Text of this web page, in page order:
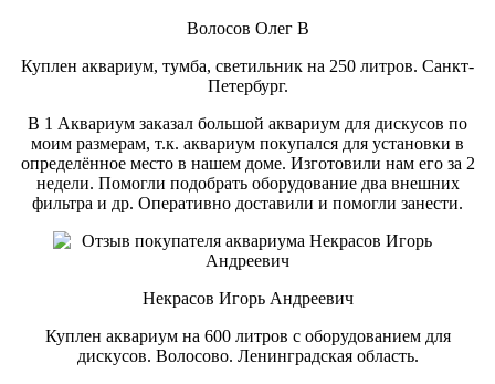
Волосов Олег В
Куплен аквариум, тумба, светильник на 250 литров. Санкт-
Петербург.
В 1 Аквариум заказал большой аквариум для дискусов по
моим размерам, т.к. аквариум покупался для установки в
определённое место в нашем доме. Изготовили нам его за 2
недели. Помогли подобрать оборудование два внешних
фильтра и др. Оперативно доставили и помогли занести.
Некрасов Игорь Андреевич
Куплен аквариум на 600 литров с оборудованием для
дискусов. Волосово. Ленинградская область.